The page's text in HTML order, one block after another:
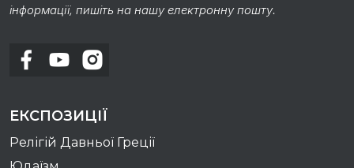
інформації, пишіть на нашу електронну пошту.
ЕКСПОЗИЦІЇ
Релігій Давньої Греції